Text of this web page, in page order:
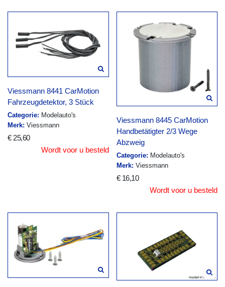
Viessmann 8441 CarMotion
Fahrzeugdetektor, 3 Stück
Categorie: Modelauto's
Merk: Viessmann
€ 25,60
Wordt voor u besteld
Viessmann 8445 CarMotion
Handbetätigter 2/3 Wege
Abzweig
Categorie: Modelauto's
Merk: Viessmann
€ 16,10
Wordt voor u besteld